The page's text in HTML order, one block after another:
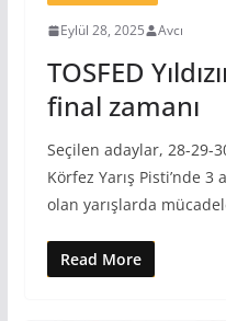
Eylül 28, 2025 Avcı
TOSFED
final zamanı
Seçilen adaylar, 28-29-
Körfez Yarış Pisti’nde
olan yarışlarda
Read More